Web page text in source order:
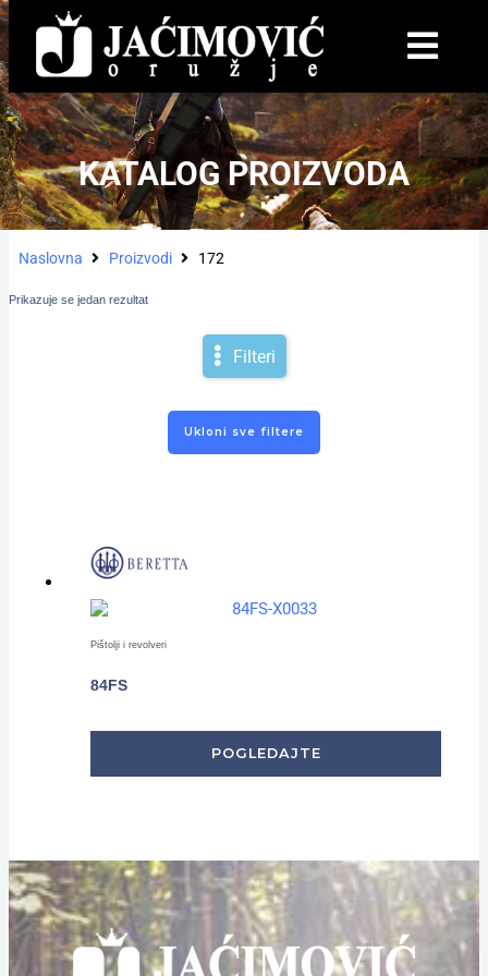
KATALOG PROIZVODA
Naslovna Proizvodi 172
Prikazuje se jedan rezultat
Filteri
Ukloni sve filtere
Pištolji i revolveri
84FS
POGLEDAJTE